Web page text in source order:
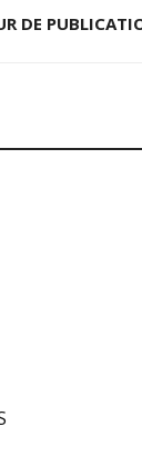
DE